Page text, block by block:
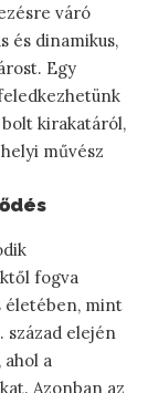
váró
és dinamikus,
Egy
kirakatáról,
művész
fogva
életében, mint
század elején
a
Azonban az